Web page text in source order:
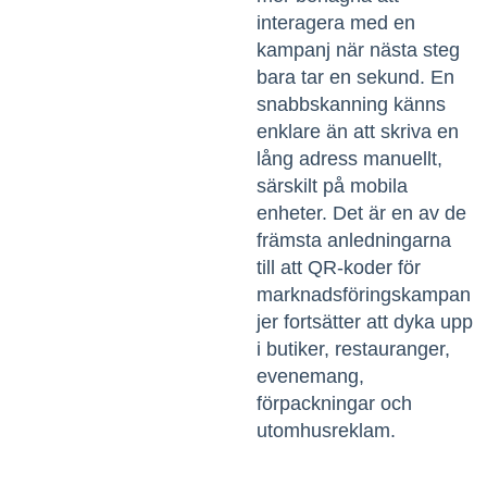
interagera med en
kampanj när nästa steg
bara tar en sekund. En
snabbskanning känns
enklare än att skriva en
lång adress manuellt,
särskilt på mobila
enheter. Det är en av de
främsta anledningarna
till att QR-koder för
marknadsföringskampan
jer fortsätter att dyka upp
i butiker, restauranger,
evenemang,
förpackningar och
utomhusreklam.